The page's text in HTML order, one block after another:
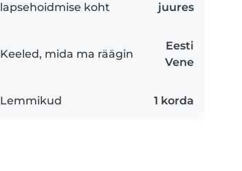
lapsehoidmise koht
juures
Keeled, mida ma räägin
Eesti
Vene
Lemmikud 1 korda